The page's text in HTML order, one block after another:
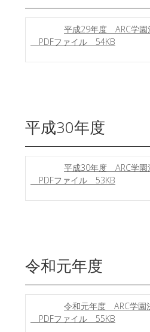
平成29年度 ARC学園
PDFファイル 54KB
平成30年度
平成30年度 ARC学園
PDFファイル 53KB
令和元年度
令和元年度 ARC学園
PDFファイル 55KB